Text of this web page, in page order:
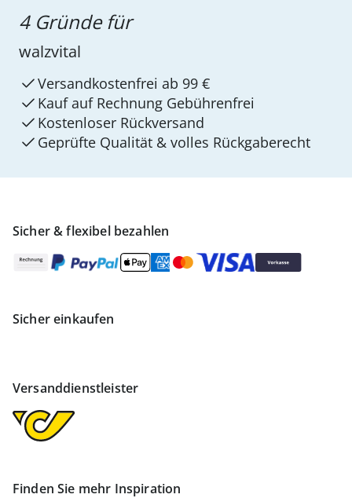
Sicher & flexibel bezahlen
Sicher einkaufen
Versanddienstleister
Finden Sie mehr Inspiration
4 Gründe für
walzvital
Versandkostenfrei ab 99 €
Kauf auf Rechnung Gebührenfrei
Kostenloser Rückversand
Geprüfte Qualität & volles Rückgaberecht